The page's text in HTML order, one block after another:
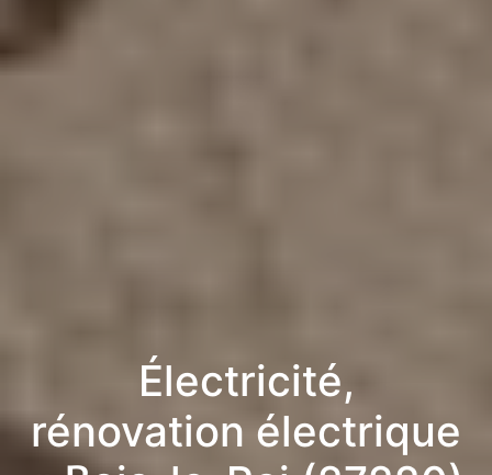
Électricité,
rénovation électrique